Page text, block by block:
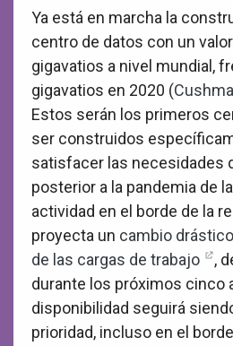
Ya está en marcha la
centro de datos con un
gigavatios a nivel mundial,
gigavatios en 2020 (
Estos serán los primeros
ser construidos
satisfacer las necesidades
posterior a la pandemia de
actividad en el borde de la
proyecta un cambio
de las cargas de trabajo
,
durante los próximos cinco
disponibilidad seguirá
prioridad, incluso en el